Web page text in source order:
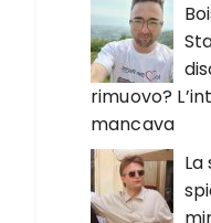
rimuovo?
mancava